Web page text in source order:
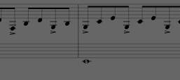
    
           
